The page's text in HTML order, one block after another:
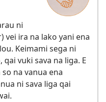
ni
vei ira na lako yani ena
Keimami sega ni
vuki sava na liga. E
na vanua ena
ni sava liga qai